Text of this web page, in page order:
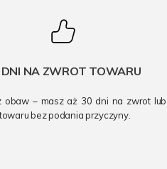
NA ZWROT TOWARU
obaw – masz aż 30 dni na zwrot lub
bez podania przyczyny.